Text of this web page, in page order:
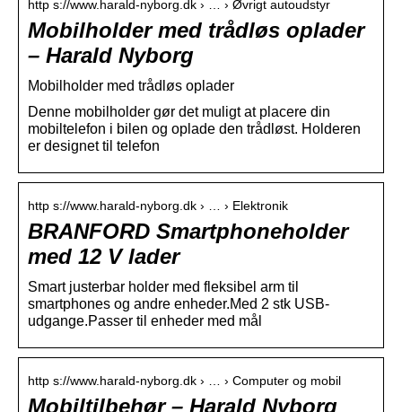
http s://www.harald-nyborg.dk › … › Øvrigt autoudstyr
Mobilholder med trådløs oplader
– Harald Nyborg
Mobilholder med trådløs oplader
Denne mobilholder gør det muligt at placere din
mobiltelefon i bilen og oplade den trådløst. Holderen
er designet til telefon
http s://www.harald-nyborg.dk › … › Elektronik
BRANFORD Smartphoneholder
med 12 V lader
Smart justerbar holder med fleksibel arm til
smartphones og andre enheder.Med 2 stk USB-
udgange.Passer til enheder med mål
http s://www.harald-nyborg.dk › … › Computer og mobil
Mobiltilbehør – Harald Nyborg